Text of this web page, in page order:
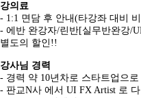
강의료
- 1:1 면담 후 안내(타강좌 대비
- 에반 완강자/린반[실무반완강/
별도의 할인!!
강사님 경력
- 경력 약 10년차로 스타트업으
- 판교N사 에서 UI FX Artist 로